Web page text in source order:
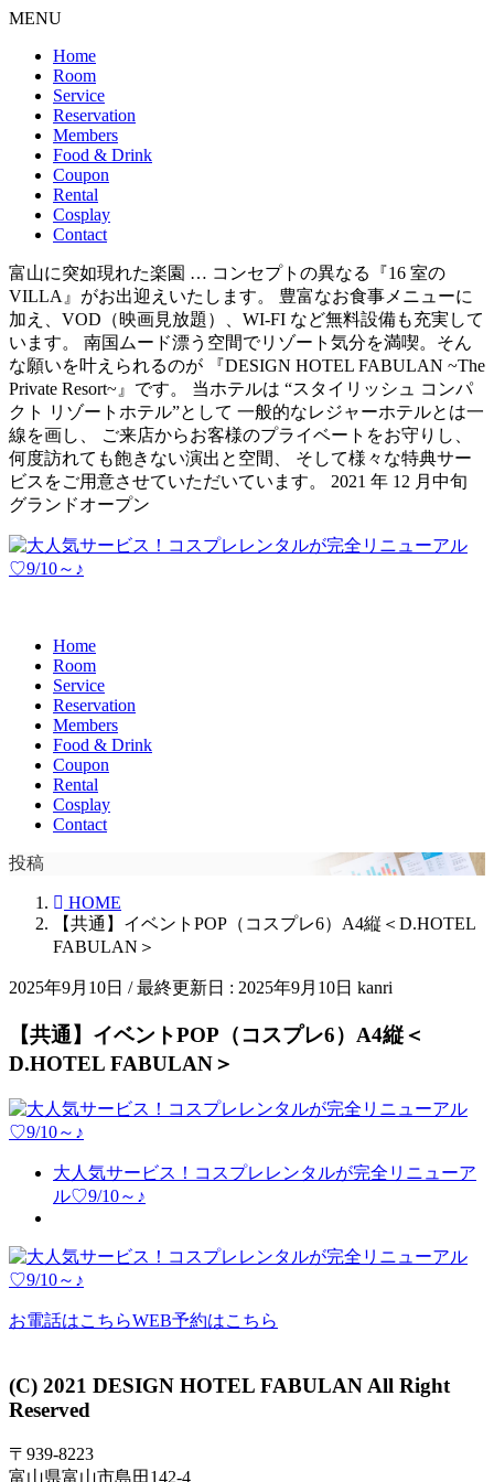
MENU
Home
Room
Service
Reservation
Members
Food & Drink
Coupon
Rental
Cosplay
Contact
富山に突如現れた楽園 … コンセプトの異なる『16 室の
VILLA』がお出迎えいたします。 豊富なお食事メニューに
加え、VOD（映画見放題）、WI-FI など無料設備も充実して
います。 南国ムード漂う空間でリゾート気分を満喫。そん
な願いを叶えられるのが 『DESIGN HOTEL FABULAN ~The
Private Resort~』です。 当ホテルは “スタイリッシュ コンパ
クト リゾートホテル”として 一般的なレジャーホテルとは一
線を画し、 ご来店からお客様のプライベートをお守りし、
何度訪れても飽きない演出と空間、 そして様々な特典サー
ビスをご用意させていただいています。 2021 年 12 月中旬
グランドオープン
Home
Room
Service
Reservation
Members
Food & Drink
Coupon
Rental
Cosplay
Contact
投稿
HOME
【共通】イベントPOP（コスプレ6）A4縦＜D.HOTEL
FABULAN＞
2025年9月10日 / 最終更新日 : 2025年9月10日 kanri
【共通】イベントPOP（コスプレ6）A4縦＜
D.HOTEL FABULAN＞
大人気サービス！コスプレレンタルが完全リニューア
ル♡9/10～♪
お電話はこちらWEB予約はこちら
(C) 2021 DESIGN HOTEL FABULAN All Right
Reserved
〒939-8223
富山県富山市島田142-4